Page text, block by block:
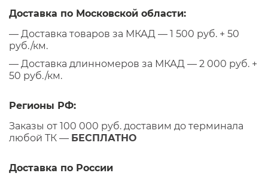
Доставка по Московской области:
— Доставка товаров за МКАД — 1 500 руб. + 50
руб./км.
— Доставка длинномеров за МКАД — 2 000 руб. +
50 руб./км.
Регионы РФ:
Заказы от 100 000 руб. доставим до терминала
любой ТК — БЕСПЛАТНО
Доставка по России